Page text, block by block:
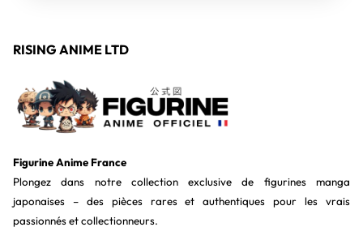
RISING ANIME LTD
Figurine Anime France
Plongez dans notre collection exclusive de figurines manga
japonaises – des pièces rares et authentiques pour les vrais
passionnés et collectionneurs.